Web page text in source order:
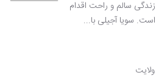
سالم‌ و راحت اقدام
سویا آجیلی با...